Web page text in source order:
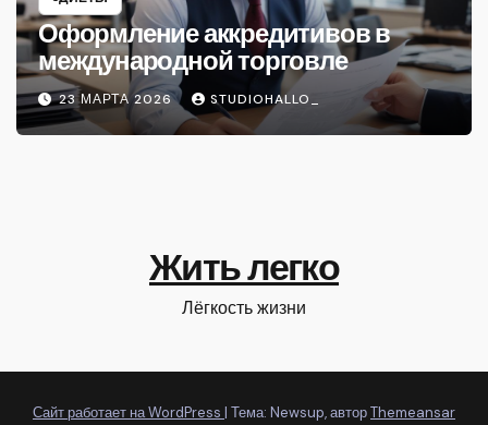
Оформление аккредитивов в
международной торговле
23 МАРТА 2026 STUDIOHALLO_
Жить легко
Лёгкость жизни
Сайт работает на WordPress | Тема: Newsup, авторThemeansar